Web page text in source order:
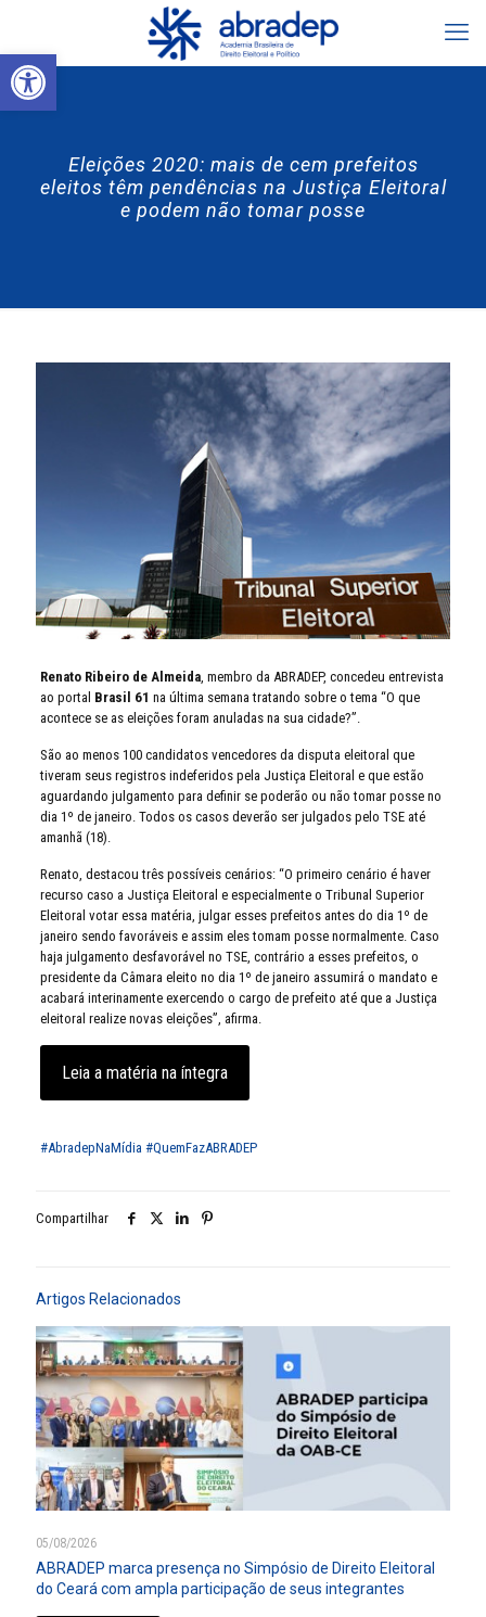
Abrir a barra de ferramentas
Eleições 2020: mais de cem prefeitos
eleitos têm pendências na Justiça Eleitoral
e podem não tomar posse
Renato Ribeiro de Almeida, membro da ABRADEP, concedeu entrevista
ao portal Brasil 61 na última semana tratando sobre o tema “O que
acontece se as eleições foram anuladas na sua cidade?”.
São ao menos 100 candidatos vencedores da disputa eleitoral que
tiveram seus registros indeferidos pela Justiça Eleitoral e que estão
aguardando julgamento para definir se poderão ou não tomar posse no
dia 1º de janeiro. Todos os casos deverão ser julgados pelo TSE até
amanhã (18).
Renato, destacou três possíveis cenários: “O primeiro cenário é haver
recurso caso a Justiça Eleitoral e especialmente o Tribunal Superior
Eleitoral votar essa matéria, julgar esses prefeitos antes do dia 1º de
janeiro sendo favoráveis e assim eles tomam posse normalmente. Caso
haja julgamento desfavorável no TSE, contrário a esses prefeitos, o
presidente da Câmara eleito no dia 1º de janeiro assumirá o mandato e
acabará interinamente exercendo o cargo de prefeito até que a Justiça
eleitoral realize novas eleições”, afirma.
Leia a matéria na íntegra
#AbradepNaMídia #QuemFazABRADEP
Compartilhar
Artigos Relacionados
05/08/2026
ABRADEP marca presença no Simpósio de Direito Eleitoral
do Ceará com ampla participação de seus integrantes